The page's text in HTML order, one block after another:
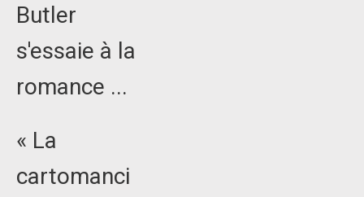
Butler
s'essaie à la
romance ...
« La
cartomanci